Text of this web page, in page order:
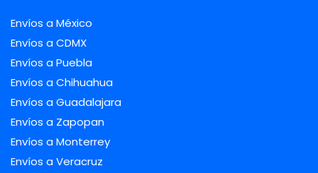
Envíos a México
Envíos a CDMX
Envíos a Puebla
Envíos a Chihuahua
Envíos a Guadalajara
Envíos a Zapopan
Envíos a Monterrey
Envíos a Veracruz